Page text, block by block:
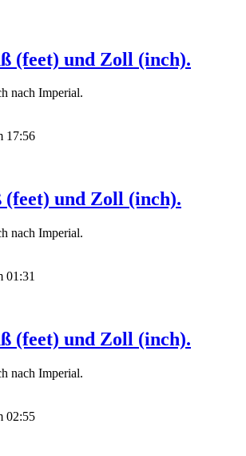
(feet) und Zoll (inch).
nach Imperial.
17:56
(feet) und Zoll (inch).
nach Imperial.
01:31
(feet) und Zoll (inch).
nach Imperial.
02:55